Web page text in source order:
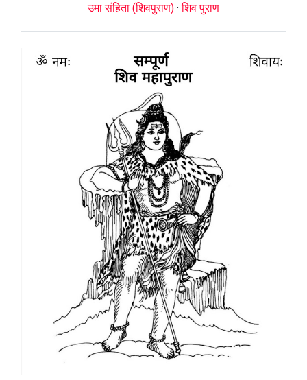
उमा संहिता (शिवपुराण) ·शिव पुराण